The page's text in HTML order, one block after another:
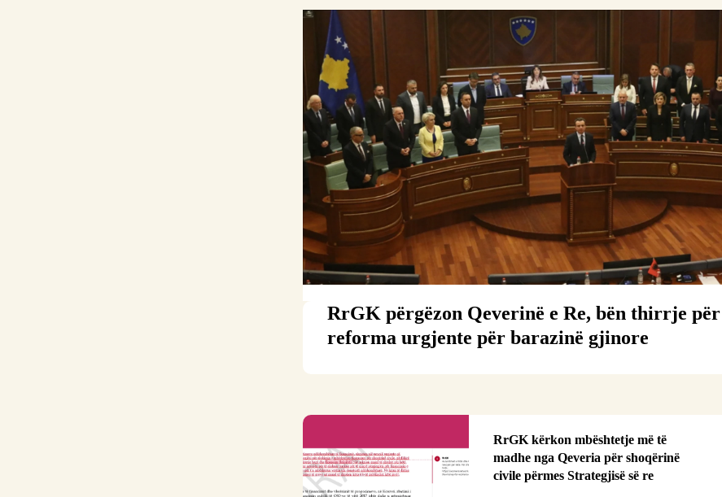
RrGK përgëzon Qeverinë e Re, bën thirrje për
reforma urgjente për barazinë gjinore
RrGK kërkon mbështetje më të
madhe nga Qeveria për shoqërinë
civile përmes Strategjisë së re